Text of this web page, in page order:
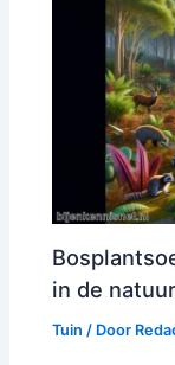
in de natuur
Tuin / Door